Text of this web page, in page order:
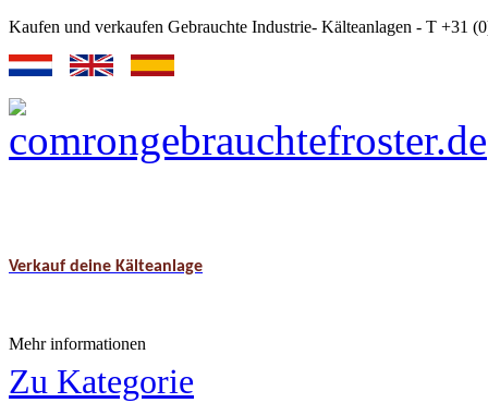
Kaufen und verkaufen Gebrauchte Industrie- Kälteanlagen - T +31
Verkauf deine Kälteanlage
Mehr informationen
Zu Kategorie